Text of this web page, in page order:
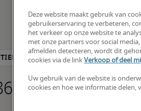
1% hoger
Deze website maakt gebruik van
gebruikerservaring te verbeteren,
het verkeer op onze website te
met onze partners voor social
afmelden detecteren, wordt dit
cookies via de link Verkoop of deel
Uw gebruik van de website is
cookies en hoe we informatie delen,